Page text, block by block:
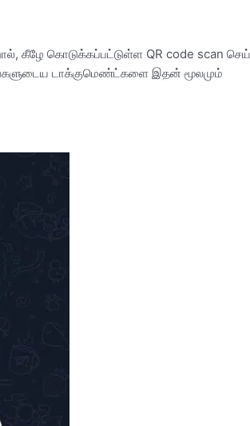
கீழே கொடுக்கப்பட்டுள்ள QR code scan
டாக்குமெண்ட்களை இதன் மூலமும்